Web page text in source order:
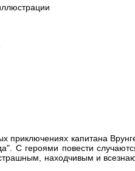
приключениях капитана
С героями повести
находчивым и